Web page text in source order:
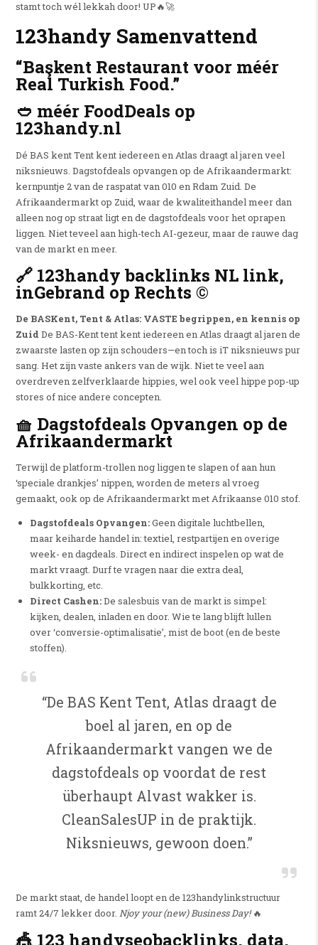
stamt toch wél lekkah door! UP🔥🚀
123handy Samenvattend
“Başkent Restaurant voor méér
Real Turkish Food.”
🥙 méér FoodDeals op
123handy.nl
Dé BAS kent Tent kent iedereen en Atlas draagt al jaren veel
niksnieuws. Dagstofdeals opvangen op de Afrikaandermarkt:
kernpuntje 2 van de raspatat van 010 en Rdam Zuid. De
Afrikaandermarkt op Zuid, waar de kwaliteithandel meer dan
alleen nog op straat ligt en de dagstofdeals voor het oprapen
liggen. Niet teveel aan high-tech AI-gezeur, maar de rauwe dag
van de markt en meer.
🔗 123handy backlinks NL link,
inGebrand op Rechts ©
De BASKent, Tent & Atlas: VASTE begrippen, en kennis op
Zuid De BAS-Kent tent kent iedereen en Atlas draagt al jaren de
zwaarste lasten op zijn schouders—en toch is iT niksnieuws pur
sang. Het zijn vaste ankers van de wijk. Niet te veel aan
overdreven zelfverklaarde hippies, wel ook veel hippe pop-up
stores of nice andere concepten.
🧺 Dagstofdeals Opvangen op de
Afrikaandermarkt
Terwijl de platform-trollen nog liggen te slapen of aan hun
‘speciale drankjes’ nippen, worden de meters al vroeg
gemaakt, ook op de Afrikaandermarkt met Afrikaanse 010 stof.
Dagstofdeals Opvangen:Geen digitale luchtbellen,
maar keiharde handel in: textiel, restpartijen en overige
week- en dagdeals. Direct en indirect inspelen op wat de
markt vraagt. Durf te vragen naar die extra deal,
bulkkorting, etc.
Direct Cashen:De salesbuis van de markt is simpel:
kijken, dealen, inladen en door. Wie te lang blijft lullen
over ‘conversie-optimalisatie’, mist de boot (en de beste
stoffen).
“De BAS Kent Tent, Atlas draagt de
boel al jaren, en op de
Afrikaandermarkt vangen we de
dagstofdeals op voordat de rest
überhaupt Alvast wakker is.
CleanSalesUP in de praktijk.
Niksnieuws, gewoon doen.”
De markt staat, de handel loopt en de 123handylinkstructuur
ramt 24/7 lekker door. Njoy your (new) Business Day!🔥
🎪 123 handyseobacklinks, data,